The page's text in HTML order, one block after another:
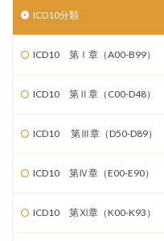
ICD10分類
ICD10 第Ⅰ章（A00-B99）
ICD10 第Ⅱ章（C00-D48）
ICD10 第Ⅲ章（D50-D89）
ICD10 第Ⅳ章（E00-E90）
ICD10 第Ⅺ章（K00-K93）